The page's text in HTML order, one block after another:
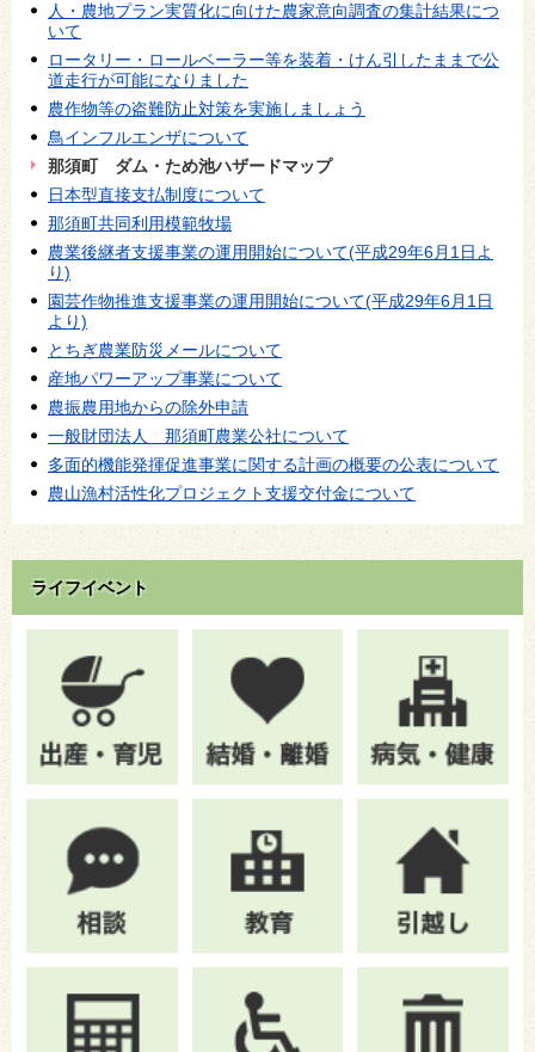
人・農地プラン実質化に向けた農家意向調査の集計結果につ
いて
ロータリー・ロールベーラー等を装着・けん引したままで公
道走行が可能になりました
農作物等の盗難防止対策を実施しましょう
鳥インフルエンザについて
那須町 ダム・ため池ハザードマップ
日本型直接支払制度について
那須町共同利用模範牧場
農業後継者支援事業の運用開始について(平成29年6月1日よ
り)
園芸作物推進支援事業の運用開始について(平成29年6月1日
より)
とちぎ農業防災メールについて
産地パワーアップ事業について
農振農用地からの除外申請
一般財団法人 那須町農業公社について
多面的機能発揮促進事業に関する計画の概要の公表について
農山漁村活性化プロジェクト支援交付金について
ライフイベント